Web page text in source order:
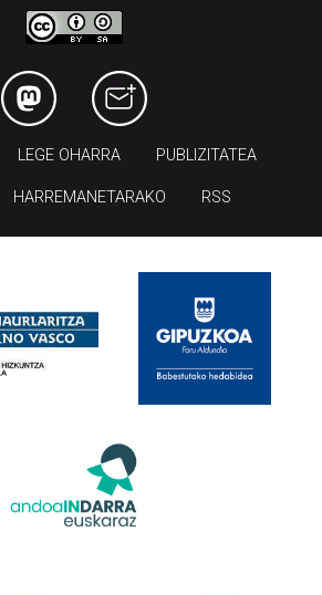
LEGE OHARRA
HARREMANETARAKO RSS